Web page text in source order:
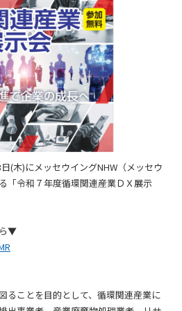
(木)にメッセウイングNHW （メッセウ
「令和７年度循環関連産業ＤＸ展示
▼
ることを目的として、循環関連産業に